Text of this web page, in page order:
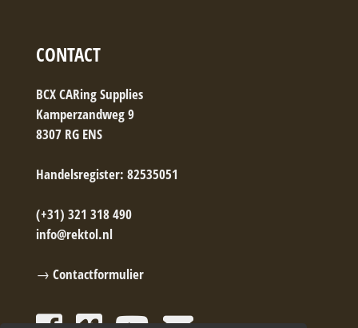
CONTACT
BCX CARing Supplies
Kamperzandweg 9
8307 RG ENS
Handelsregister: 82535051
(+31) 321 318 490
info@rektol.nl
→ Contactformulier